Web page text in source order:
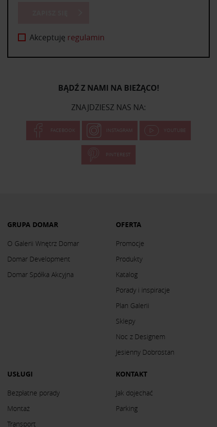
Akceptuję regulamin
BĄDŹ Z NAMI NA BIEŻĄCO!
ZNAJDZIESZ NAS NA:
FACEBOOK INSTAGRAM YOUTUBE
PINTEREST
GRUPA DOMAR
O Galerii Wnętrz Domar
Domar Development
Domar Spółka Akcyjna
OFERTA
Promocje
Produkty
Katalog
Porady i inspiracje
Plan Galerii
Sklepy
Noc z Designem
Jesienny Dobrostan
USŁUGI
Bezpłatne porady
Montaż
Transport
KONTAKT
Jak dojechać
Parking